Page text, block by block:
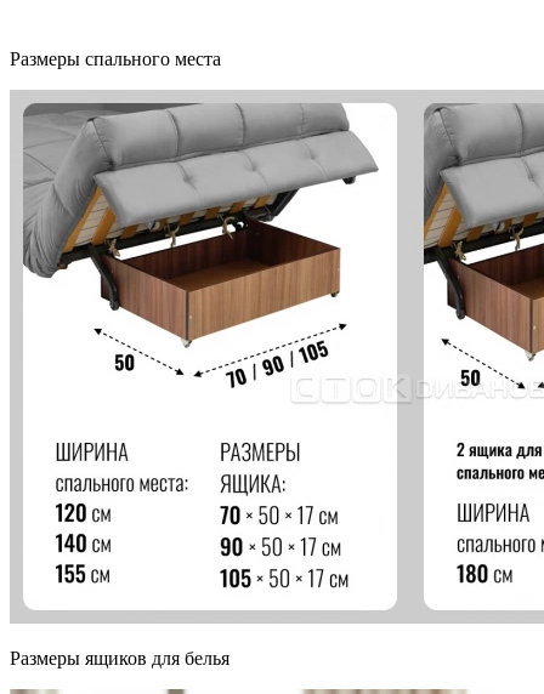
Размеры спального места
Размеры ящиков для белья